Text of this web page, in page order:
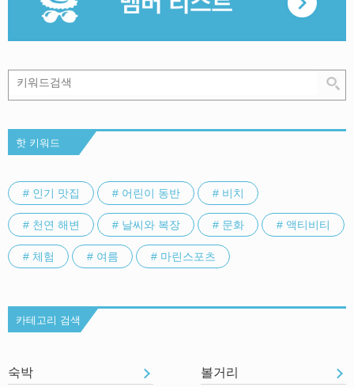
핫 키워드
# 인기 맛집 # 어린이 동반 # 비치
# 천연 해변 # 날씨와 복장 # 문화 # 액티비티
# 체험 # 여름 # 마린스포츠
카테고리 검색
숙박 볼거리